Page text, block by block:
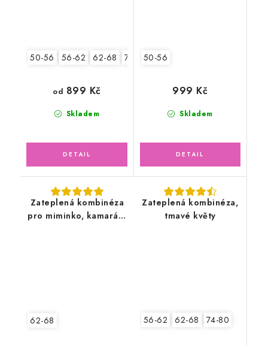
50-56 56-62 62-68 74-80
Skladem
od 899 Kč
50-56
Skladem
999 Kč
Zateplená kombinéza
pro miminko, kamarádi
62-68
Zateplená kombinéza,
tmavé květy
56-62 62-68 74-80